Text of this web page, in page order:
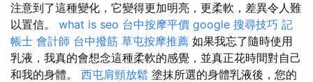
注意到了這種變化，它變得更加明亮，更柔軟，差異令人難
以置信。 what is seo 台中按摩平價 google 搜尋技巧 記
帳士 會計師 台中撥筋 草屯按摩推薦 如果我忘了隨時使用
乳液，我真的會想念這種柔軟的感覺，並真正花時間對自己
和我的身體。 西屯肩頸放鬆 塗抹所選的身體乳液後，您的